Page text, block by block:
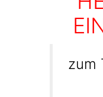
zum